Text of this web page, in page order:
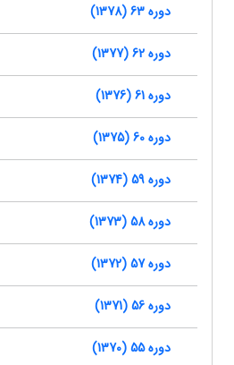
دوره 63 (1378)
دوره 62 (1377)
دوره 61 (1376)
دوره 60 (1375)
دوره 59 (1374)
دوره 58 (1373)
دوره 57 (1372)
دوره 56 (1371)
دوره 55 (1370)